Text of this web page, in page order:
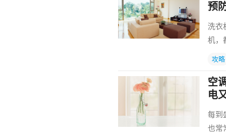
预
洗衣
机，
攻略
空
电
每到
也常